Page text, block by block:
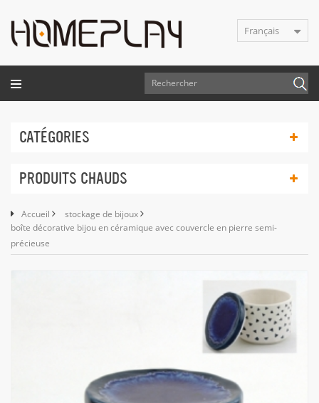
Français
CATÉGORIES
PRODUITS CHAUDS
Accueil
stockage de bijoux
boîte décorative bijou en céramique avec couvercle en pierre semi-
précieuse